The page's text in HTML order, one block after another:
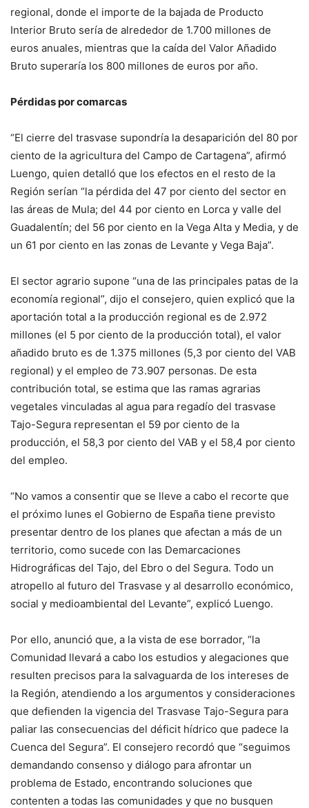
regional, donde el importe de la bajada de Producto
Interior Bruto sería de alrededor de 1.700 millones de
euros anuales, mientras que la caída del Valor Añadido
Bruto superaría los 800 millones de euros por año.
Pérdidas por comarcas
“El cierre del trasvase supondría la desaparición del 80 por
ciento de la agricultura del Campo de Cartagena”, afirmó
Luengo, quien detalló que los efectos en el resto de la
Región serían “la pérdida del 47 por ciento del sector en
las áreas de Mula; del 44 por ciento en Lorca y valle del
Guadalentín; del 56 por ciento en la Vega Alta y Media, y de
un 61 por ciento en las zonas de Levante y Vega Baja”.
El sector agrario supone “una de las principales patas de la
economía regional”, dijo el consejero, quien explicó que la
aportación total a la producción regional es de 2.972
millones (el 5 por ciento de la producción total), el valor
añadido bruto es de 1.375 millones (5,3 por ciento del VAB
regional) y el empleo de 73.907 personas. De esta
contribución total, se estima que las ramas agrarias
vegetales vinculadas al agua para regadío del trasvase
Tajo-Segura representan el 59 por ciento de la
producción, el 58,3 por ciento del VAB y el 58,4 por ciento
del empleo.
“No vamos a consentir que se lleve a cabo el recorte que
el próximo lunes el Gobierno de España tiene previsto
presentar dentro de los planes que afectan a más de un
territorio, como sucede con las Demarcaciones
Hidrográficas del Tajo, del Ebro o del Segura. Todo un
atropello al futuro del Trasvase y al desarrollo económico,
social y medioambiental del Levante”, explicó Luengo.
Por ello, anunció que, a la vista de ese borrador, “la
Comunidad llevará a cabo los estudios y alegaciones que
resulten precisos para la salvaguarda de los intereses de
la Región, atendiendo a los argumentos y consideraciones
que defienden la vigencia del Trasvase Tajo-Segura para
paliar las consecuencias del déficit hídrico que padece la
Cuenca del Segura”. El consejero recordó que “seguimos
demandando consenso y diálogo para afrontar un
problema de Estado, encontrando soluciones que
contenten a todas las comunidades y que no busquen